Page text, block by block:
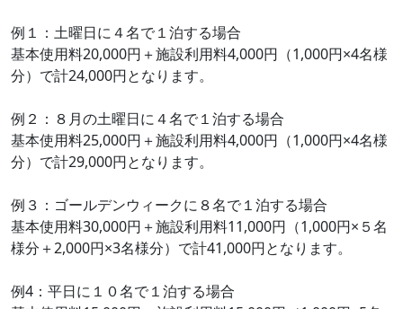
例１：土曜日に４名で１泊する場合
基本使用料20,000円＋施設利用料4,000円（1,000円×4名様
分）で計24,000円となります。
例２：８月の土曜日に４名で１泊する場合
基本使用料25,000円＋施設利用料4,000円（1,000円×4名様
分）で計29,000円となります。
例３：ゴールデンウィークに８名で１泊する場合
基本使用料30,000円＋施設利用料11,000円（1,000円×５名
様分＋2,000円×3名様分）で計41,000円となります。
例4：平日に１０名で１泊する場合